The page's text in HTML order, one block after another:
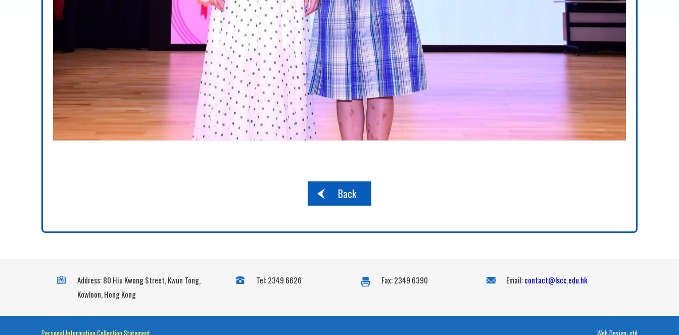
Back
Address: 80 Hiu Kwong Street, Kwun Tong,
Kowloon, Hong Kong
Tel: 2349 6626 Fax: 2349 6390 Email:contact@lscc.edu.hk
Personal Information Collection Statement Web Design: ctd